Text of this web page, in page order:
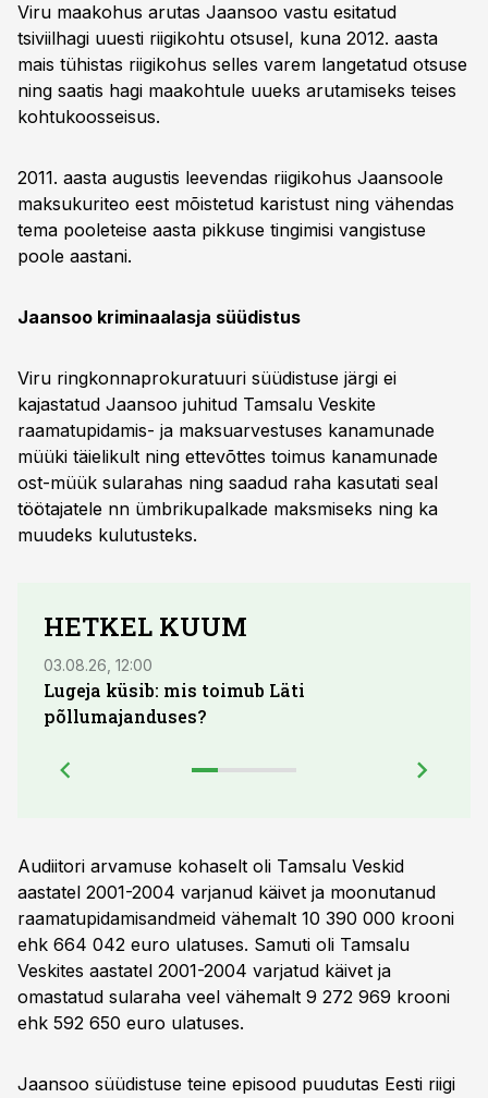
Viru maakohus arutas Jaansoo vastu esitatud
tsiviilhagi uuesti riigikohtu otsusel, kuna 2012. aasta
mais tühistas riigikohus selles varem langetatud otsuse
ning saatis hagi maakohtule uueks arutamiseks teises
kohtukoosseisus.
2011. aasta augustis leevendas riigikohus Jaansoole
maksukuriteo eest mõistetud karistust ning vähendas
tema pooleteise aasta pikkuse tingimisi vangistuse
poole aastani.
Jaansoo kriminaalasja süüdistus
Viru ringkonnaprokuratuuri süüdistuse järgi ei
kajastatud Jaansoo juhitud Tamsalu Veskite
raamatupidamis- ja maksuarvestuses kanamunade
müüki täielikult ning ettevõttes toimus kanamunade
ost-müük sularahas ning saadud raha kasutati seal
töötajatele nn ümbrikupalkade maksmiseks ning ka
muudeks kulutusteks.
HETKEL KUUM
03.08.26, 12:00
Lugeja küsib: mis toimub Läti
põllumajanduses?
Audiitori arvamuse kohaselt oli Tamsalu Veskid
aastatel 2001-2004 varjanud käivet ja moonutanud
raamatupidamisandmeid vähemalt 10 390 000 krooni
ehk 664 042 euro ulatuses. Samuti oli Tamsalu
Veskites aastatel 2001-2004 varjatud käivet ja
omastatud sularaha veel vähemalt 9 272 969 krooni
ehk 592 650 euro ulatuses.
Jaansoo süüdistuse teine episood puudutas Eesti riigi